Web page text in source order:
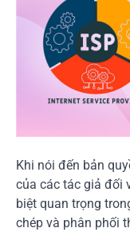
Khi nói đến bản
của các tác giả đối
biệt quan trọng
chép và phân phối